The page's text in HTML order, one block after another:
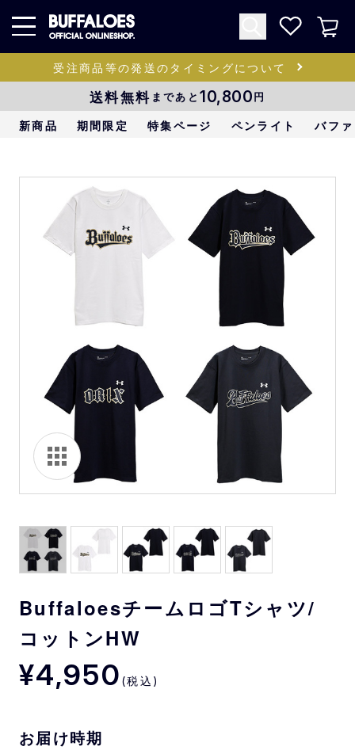
受注商品等の発送のタイミングについて
送料無料 まであと 10,800円
新商品 期間限定 特集ページ ペンライト バフ
BuffaloesチームロゴTシャツ/
コットンHW
¥4,950 (税込)
お届け時期